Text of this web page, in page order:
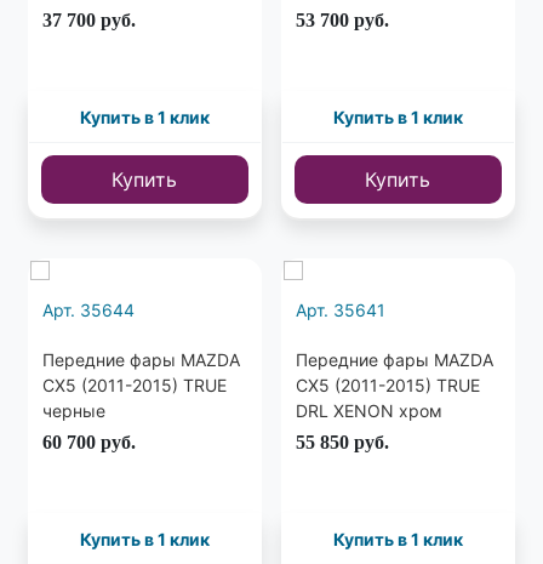
37 700 руб.
Купить в 1 клик
Купить
53 700 руб.
Купить в 1 клик
Купить
Арт. 35644
Передние фары MAZDA
CX5 (2011-2015) TRUE
черные
60 700 руб.
Купить в 1 клик
Арт. 35641
Передние фары MAZDA
CX5 (2011-2015) TRUE
DRL XENON хром
55 850 руб.
Купить в 1 клик